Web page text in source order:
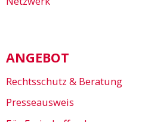
ANGEBOT
Rechtsschutz & Beratung
Presseausweis